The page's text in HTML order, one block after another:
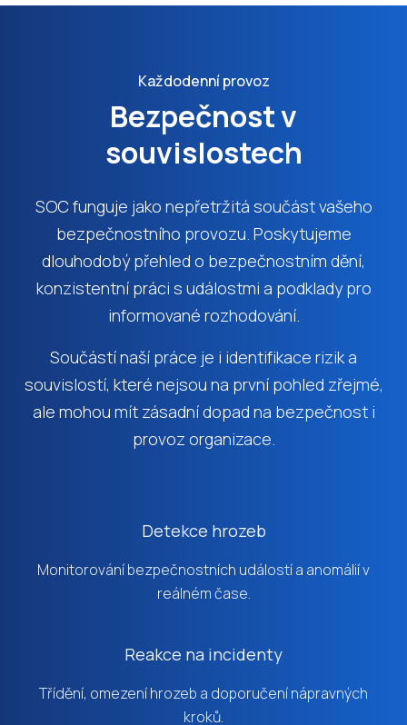
Každodenní provoz
Bezpečnost v
souvislostech
SOC funguje jako nepřetržitá součást vašeho
bezpečnostního provozu. Poskytujeme
dlouhodobý přehled o bezpečnostním dění,
konzistentní práci s událostmi a podklady pro
informované rozhodování.
Součástí naší práce je i identifikace rizik a
souvislostí, které nejsou na první pohled zřejmé,
ale mohou mít zásadní dopad na bezpečnost i
provoz organizace.
Detekce hrozeb
Monitorování bezpečnostních událostí a anomálií v
reálném čase.
Reakce na incidenty
Třídění, omezení hrozeb a doporučení nápravných
kroků.